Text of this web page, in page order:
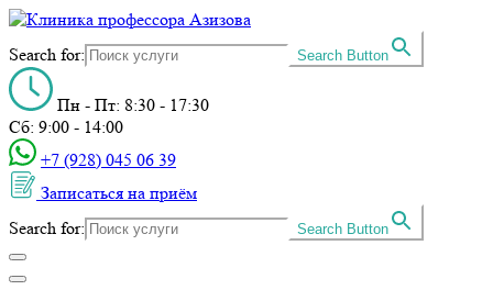
Search for: Search Button
Пн - Пт: 8:30 - 17:30
Сб: 9:00 - 14:00
+7 (928) 045 06 39‬
Записаться на приём
Search for:
Search Button